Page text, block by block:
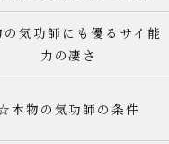
の気功師にも優るサイ能
力の凄さ
本物の気功師の条件